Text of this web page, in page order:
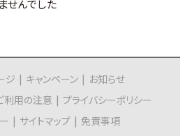
せんでした
ジ キャンペーン
お知らせ
利用の注意
プライバシーポリシー
サイトマップ 免責事項